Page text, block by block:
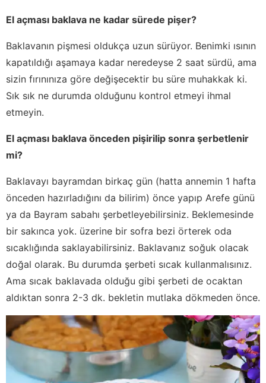
El açması baklava ne kadar sürede pişer?
Baklavanın pişmesi oldukça uzun sürüyor. Benimki ısının
kapatıldığı aşamaya kadar neredeyse 2 saat sürdü, ama
sizin fırınınıza göre değişecektir bu süre muhakkak ki.
Sık sık ne durumda olduğunu kontrol etmeyi ihmal
etmeyin.
El açması baklava önceden pişirilip sonra şerbetlenir
mi?
Baklavayı bayramdan birkaç gün (hatta annemin 1 hafta
önceden hazırladığını da bilirim) önce yapıp Arefe günü
ya da Bayram sabahı şerbetleyebilirsiniz. Beklemesinde
bir sakınca yok. üzerine bir sofra bezi örterek oda
sıcaklığında saklayabilirsiniz. Baklavanız soğuk olacak
doğal olarak. Bu durumda şerbeti sıcak kullanmalısınız.
Ama sıcak baklavada olduğu gibi şerbeti de ocaktan
aldıktan sonra 2-3 dk. bekletin mutlaka dökmeden önce.